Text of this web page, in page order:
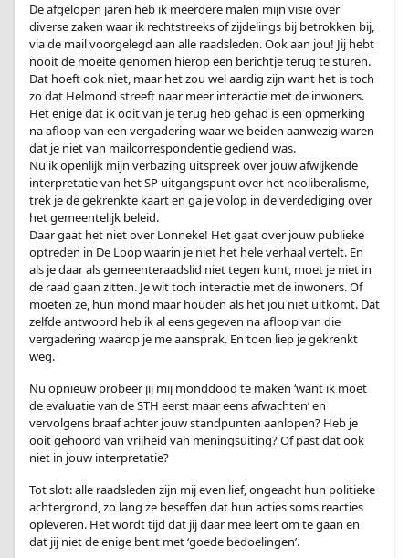
De afgelopen jaren heb ik meerdere malen mijn visie over
diverse zaken waar ik rechtstreeks of zijdelings bij betrokken bij,
via de mail voorgelegd aan alle raadsleden. Ook aan jou! Jij hebt
nooit de moeite genomen hierop een berichtje terug te sturen.
Dat hoeft ook niet, maar het zou wel aardig zijn want het is toch
zo dat Helmond streeft naar meer interactie met de inwoners.
Het enige dat ik ooit van je terug heb gehad is een opmerking
na afloop van een vergadering waar we beiden aanwezig waren
dat je niet van mailcorrespondentie gediend was.
Nu ik openlijk mijn verbazing uitspreek over jouw afwijkende
interpretatie van het SP uitgangspunt over het neoliberalisme,
trek je de gekrenkte kaart en ga je volop in de verdediging over
het gemeentelijk beleid.
Daar gaat het niet over Lonneke! Het gaat over jouw publieke
optreden in De Loop waarin je niet het hele verhaal vertelt. En
als je daar als gemeenteraadslid niet tegen kunt, moet je niet in
de raad gaan zitten. Je wit toch interactie met de inwoners. Of
moeten ze, hun mond maar houden als het jou niet uitkomt. Dat
zelfde antwoord heb ik al eens gegeven na afloop van die
vergadering waarop je me aansprak. En toen liep je gekrenkt
weg.
Nu opnieuw probeer jij mij monddood te maken ‘want ik moet
de evaluatie van de STH eerst maar eens afwachten’ en
vervolgens braaf achter jouw standpunten aanlopen? Heb je
ooit gehoord van vrijheid van meningsuiting? Of past dat ook
niet in jouw interpretatie?
Tot slot: alle raadsleden zijn mij even lief, ongeacht hun politieke
achtergrond, zo lang ze beseffen dat hun acties soms reacties
opleveren. Het wordt tijd dat jij daar mee leert om te gaan en
dat jij niet de enige bent met ‘goede bedoelingen’.